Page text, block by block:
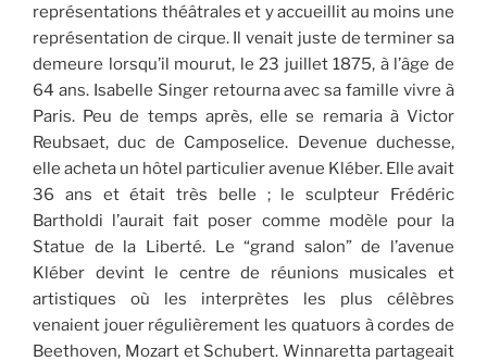
représentations théâtrales et y accueillit au moins une
représentation de cirque. Il venait juste de terminer sa
demeure lorsqu’il mourut, le 23 juillet 1875, à l’âge de
64 ans. Isabelle Singer retourna avec sa famille vivre à
Paris. Peu de temps après, elle se remaria à Victor
Reubsaet, duc de Camposelice. Devenue duchesse,
elle acheta un hôtel particulier avenue Kléber. Elle avait
36 ans et était très belle ; le sculpteur Frédéric
Bartholdi l’aurait fait poser comme modèle pour la
Statue de la Liberté. Le “grand salon” de l’avenue
Kléber devint le centre de réunions musicales et
artistiques où les interprètes les plus célèbres
venaient jouer régulièrement les quatuors à cordes de
Beethoven, Mozart et Schubert. Winnaretta partageait